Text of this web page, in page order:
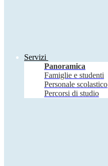
Servizi
Panoramica
Famiglie e studenti
Personale scolastico
Percorsi di studio